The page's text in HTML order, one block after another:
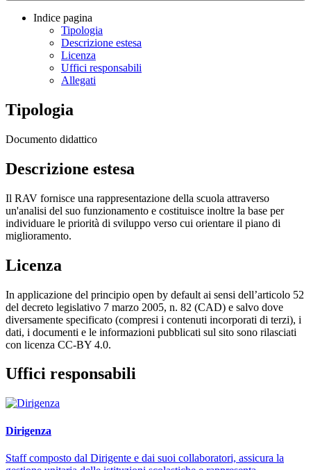
Indice pagina
Tipologia
Descrizione estesa
Licenza
Uffici responsabili
Allegati
Tipologia
Documento didattico
Descrizione estesa
Il RAV fornisce una rappresentazione della scuola attraverso
un'analisi del suo funzionamento e costituisce inoltre la base per
individuare le priorità di sviluppo verso cui orientare il piano di
miglioramento.
Licenza
In applicazione del principio open by default ai sensi dell’articolo 52
del decreto legislativo 7 marzo 2005, n. 82 (CAD) e salvo dove
diversamente specificato (compresi i contenuti incorporati di terzi), i
dati, i documenti e le informazioni pubblicati sul sito sono rilasciati
con licenza CC-BY 4.0.
Uffici responsabili
Dirigenza
Staff composto dal Dirigente e dai suoi collaboratori, assicura la